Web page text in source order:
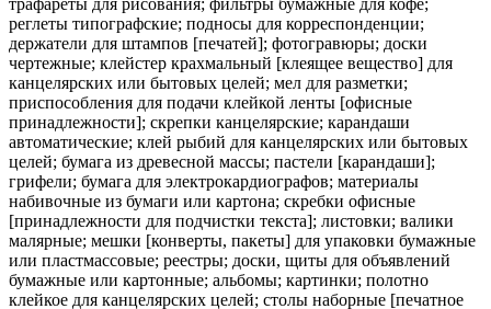
реглеты типографские; подносы для корреспонденции;
держатели для штампов [печатей]; фотогравюры; доски
чертежные; клейстер крахмальный [клеящее вещество] для
канцелярских или бытовых целей; мел для разметки;
приспособления для подачи клейкой ленты [офисные
принадлежности]; скрепки канцелярские; карандаши
автоматические; клей рыбий для канцелярских или бытовых
целей; бумага из древесной массы; пастели [карандаши];
грифели; бумага для электрокардиографов; материалы
набивочные из бумаги или картона; скребки офисные
[принадлежности для подчистки текста]; листовки; валики
малярные; мешки [конверты, пакеты] для упаковки бумажные
или пластмассовые; реестры; доски, щиты для объявлений
бумажные или картонные; альбомы; картинки; полотно
клейкое для канцелярских целей; столы наборные [печатное